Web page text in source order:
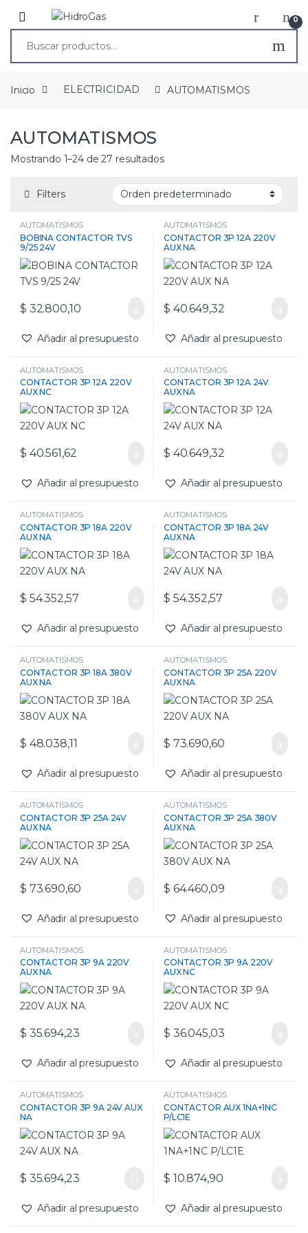
0
Inicio ELECTRICIDAD AUTOMATISMOS
AUTOMATISMOS
Mostrando 1–24 de 27 resultados
Filters
AUTOMATISMOS
BOBINA CONTACTOR TVS
9/25 24V
$ 32.800,10
Añadir al presupuesto
AUTOMATISMOS
CONTACTOR 3P 12A 220V
AUX NA
$ 40.649,32
Añadir al presupuesto
AUTOMATISMOS
CONTACTOR 3P 12A 220V
AUX NC
$ 40.561,62
Añadir al presupuesto
AUTOMATISMOS
CONTACTOR 3P 12A 24V
AUX NA
$ 40.649,32
Añadir al presupuesto
AUTOMATISMOS
CONTACTOR 3P 18A 220V
AUX NA
$ 54.352,57
Añadir al presupuesto
AUTOMATISMOS
CONTACTOR 3P 18A 24V
AUX NA
$ 54.352,57
Añadir al presupuesto
AUTOMATISMOS
CONTACTOR 3P 18A 380V
AUX NA
$ 48.038,11
Añadir al presupuesto
AUTOMATISMOS
CONTACTOR 3P 25A 220V
AUX NA
$ 73.690,60
Añadir al presupuesto
AUTOMATISMOS
CONTACTOR 3P 25A 24V
AUX NA
$ 73.690,60
Añadir al presupuesto
AUTOMATISMOS
CONTACTOR 3P 25A 380V
AUX NA
$ 64.460,09
Añadir al presupuesto
AUTOMATISMOS
CONTACTOR 3P 9A 220V
AUX NA
$ 35.694,23
Añadir al presupuesto
AUTOMATISMOS
CONTACTOR 3P 9A 220V
AUX NC
$ 36.045,03
Añadir al presupuesto
AUTOMATISMOS
CONTACTOR 3P 9A 24V AUX
NA
$ 35.694,23
Añadir al presupuesto
AUTOMATISMOS
CONTACTOR AUX 1NA+1NC
P/LC1E
$ 10.874,90
Añadir al presupuesto